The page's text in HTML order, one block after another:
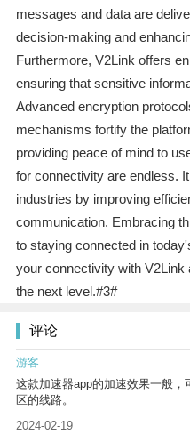
messages and data are
decision-making and
Furthermore, V2Link offers
ensuring that sensitive
Advanced encryption
mechanisms fortify the
providing peace of mind to
for connectivity are endless.
industries by improving
communication. Embracing
to staying connected in
your connectivity with
the next level.#3#
评论
游客
这款加速器app的加速效果一般
区的线路。
2024-02-19